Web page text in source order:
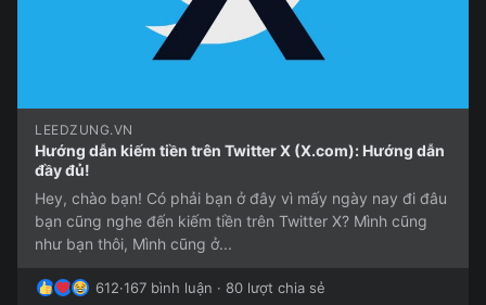
LEEDZUNG.VN
Hướng dẫn kiếm tiền trên Twitter X (X.com): Hướng dẫn
đầy đủ!
Hey, chào bạn! Có phải bạn ở đây vì mấy ngày nay đi đâu
bạn cũng nghe đến kiếm tiền trên Twitter X? Mình cũng
như bạn thôi, Mình cũng ở...
612·167 bình luận · 80 lượt chia sẻ